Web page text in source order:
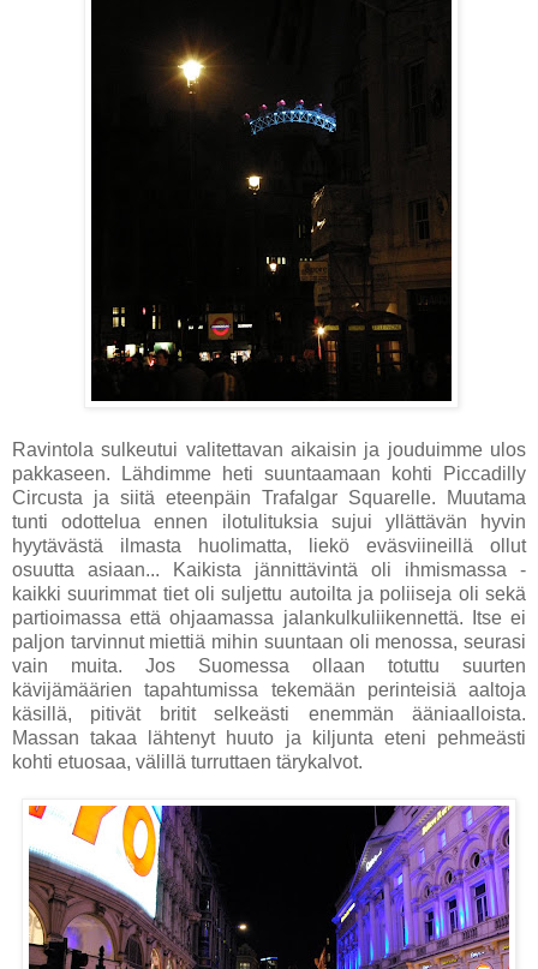
Ravintola sulkeutui valitettavan aikaisin ja jouduimme ulos
pakkaseen. Lähdimme heti suuntaamaan kohti Piccadilly
Circusta ja siitä eteenpäin Trafalgar Squarelle. Muutama
tunti odottelua ennen ilotulituksia sujui yllättävän hyvin
hyytävästä ilmasta huolimatta, liekö eväsviineillä ollut
osuutta asiaan... Kaikista jännittävintä oli ihmismassa -
kaikki suurimmat tiet oli suljettu autoilta ja poliiseja oli sekä
partioimassa että ohjaamassa jalankulkuliikennettä. Itse ei
paljon tarvinnut miettiä mihin suuntaan oli menossa, seurasi
vain muita. Jos Suomessa ollaan totuttu suurten
kävijämäärien tapahtumissa tekemään perinteisiä aaltoja
käsillä, pitivät britit selkeästi enemmän ääniaalloista.
Massan takaa lähtenyt huuto ja kiljunta eteni pehmeästi
kohti etuosaa, välillä turruttaen tärykalvot.